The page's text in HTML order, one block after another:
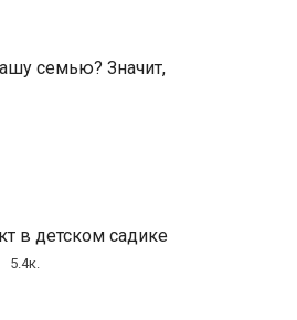
семью? Значит,
в детском садике
5.4к.